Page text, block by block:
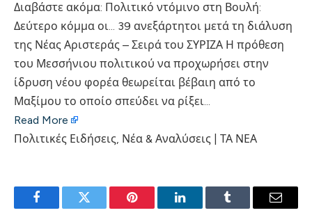
Διαβάστε ακόμα: Πολιτικό ντόμινο στη Βουλή:
Δεύτερο κόμμα οι… 39 ανεξάρτητοι μετά τη διάλυση
της Νέας Αριστεράς – Σειρά του ΣΥΡΙΖΑ Η πρόθεση
του Μεσσήνιου πολιτικού να προχωρήσει στην
ίδρυση νέου φορέα θεωρείται βέβαιη από το
Μαξίμου το οποίο σπεύδει να ρίξει…
Read More
Πολιτικές Ειδήσεις, Νέα & Αναλύσεις | ΤΑ ΝΕΑ
FacebookTwitter Pinterest LinkedInTumblr Email